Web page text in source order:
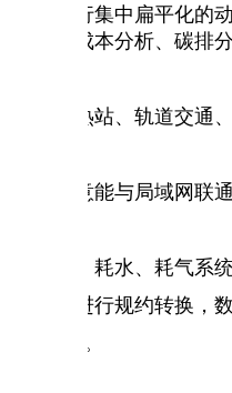
节实行集中扁平化
能源成本分析、碳
、供热站、轨道交
在任意能与局域网联
配电、耗水、耗气
并可进行规约转换
一配置。